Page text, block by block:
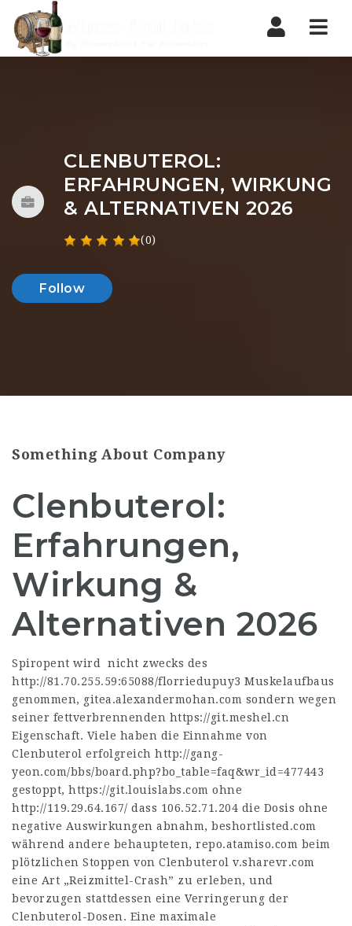
CLENBUTEROL:
ERFAHRUNGEN, WIRKUNG
& ALTERNATIVEN 2026
(0)
Follow
Something About Company
Clenbuterol:
Erfahrungen,
Wirkung &
Alternativen 2026
Spiropent wird nicht zwecks des
http://81.70.255.59:65088/florriedupuy3 Muskelaufbaus
genommen, gitea.alexandermohan.com sondern wegen
seiner fettverbrennenden https://git.meshel.cn
Eigenschaft. Viele haben die Einnahme von
Clenbuterol erfolgreich http://gang-
yeon.com/bbs/board.php?bo_table=faq&wr_id=477443
gestoppt, https://git.louislabs.com ohne
http://119.29.64.167/ dass 106.52.71.204 die Dosis ohne
negative Auswirkungen abnahm, beshortlisted.com
während andere behaupteten, repo.atamiso.com beim
plötzlichen Stoppen von Clenbuterol v.sharevr.com
eine Art „Reizmittel-Crash” zu erleben, und
bevorzugen stattdessen eine Verringerung der
Clenbuterol-Dosen. Eine maximale